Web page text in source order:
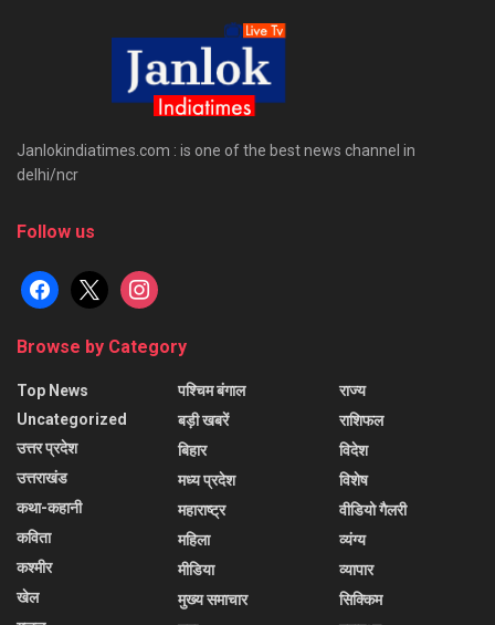
Janlokindiatimes.com : is one of the best news channel in
delhi/ncr
Follow us
facebook
x instagram
Browse by Category
Top News
Uncategorized
उत्तर प्रदेश
उत्तराखंड
कथा-कहानी
कविता
कश्मीर
खेल
पश्चिम बंगाल
बड़ी खबरें
बिहार
मध्य प्रदेश
महाराष्ट्र
महिला
मीडिया
मुख्य समाचार
राज्य
राशिफल
विदेश
विशेष
वीडियो गैलरी
व्यंग्य
व्यापार
सिक्किम